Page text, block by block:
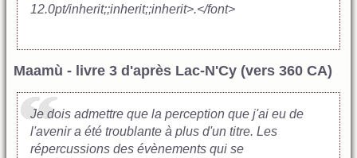
12.0pt/inherit;;inherit;;inherit>.</font>
Maamù - livre 3 d'après Lac-N'Cy (vers 360 CA)
Je dois admettre que la perception que j'ai eu de
l'avenir a été troublante à plus d'un titre. Les
répercussions des évènements qui se